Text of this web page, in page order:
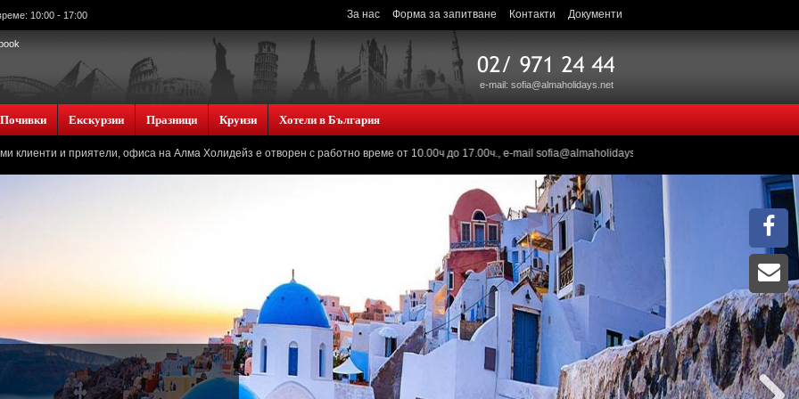
10:00 - 17:00 За нас Форма за запитване Контакти Документи
e-mail: sofia@almaholidays.net
Почивки Екскурзии Празници Круизи Хотели в България
офиса на Алма Холидейз е отворен с работно време от 10.00ч до 17.00ч., e-mail sofia@almaholidays.net и bulgaria@almaholidays.net , ако имате